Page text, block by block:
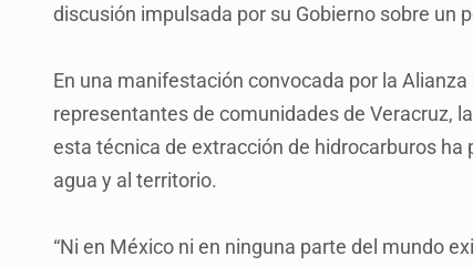
discusión impulsada por su Gobierno sobre un
En una manifestación convocada por la
representantes de comunidades de Veracruz,
esta técnica de extracción de hidrocarburos
agua y al territorio.
“Ni en México ni en ninguna parte del mundo